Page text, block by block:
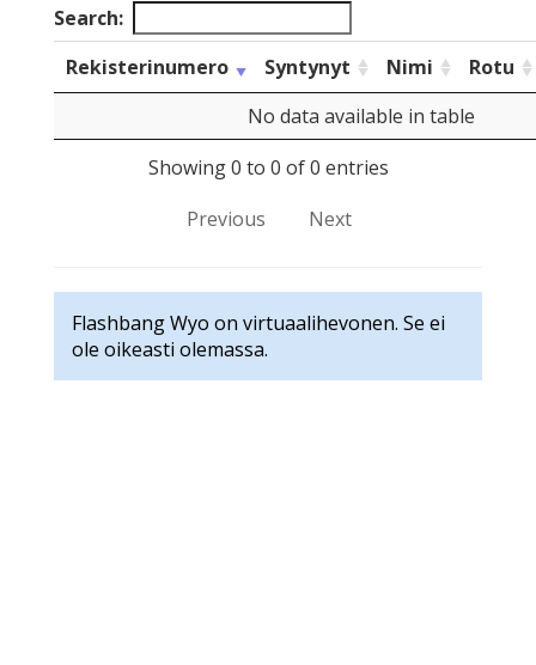
Search:
Rekisterinumero
Syntynyt Nimi
Rotu
No data available in table
Showing 0 to 0 of 0 entries
Previous
Next
Flashbang Wyo on virtuaalihevonen. Se ei
ole oikeasti olemassa.